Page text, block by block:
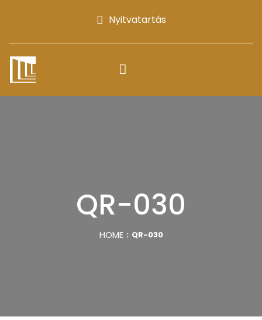
Nyitvatartás
QR-030
HOME QR-030